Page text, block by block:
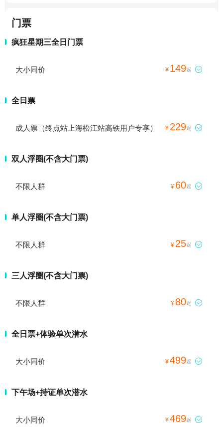
门票
疯狂星期三全日门票
大小同价 ¥ 149起 
全日票
成人票（终点站上海松江站高铁用户专享） ¥ 229起 
双人浮圈(不含大门票)
不限人群 ¥ 60起 
单人浮圈(不含大门票)
不限人群 ¥ 25起 
三人浮圈(不含大门票)
不限人群 ¥ 80起 
全日票+体验单次潜水
大小同价 ¥499起 
下午场+持证单次潜水
大小同价 ¥469起 